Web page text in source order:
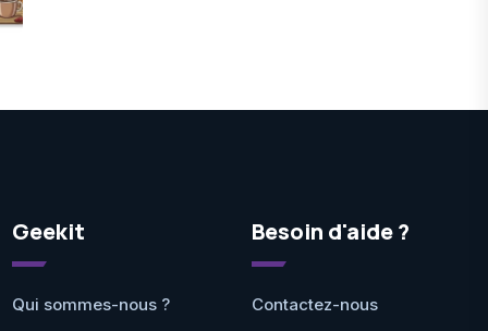
Geekit
Qui sommes-nous ?
Besoin d'aide ?
Contactez-nous